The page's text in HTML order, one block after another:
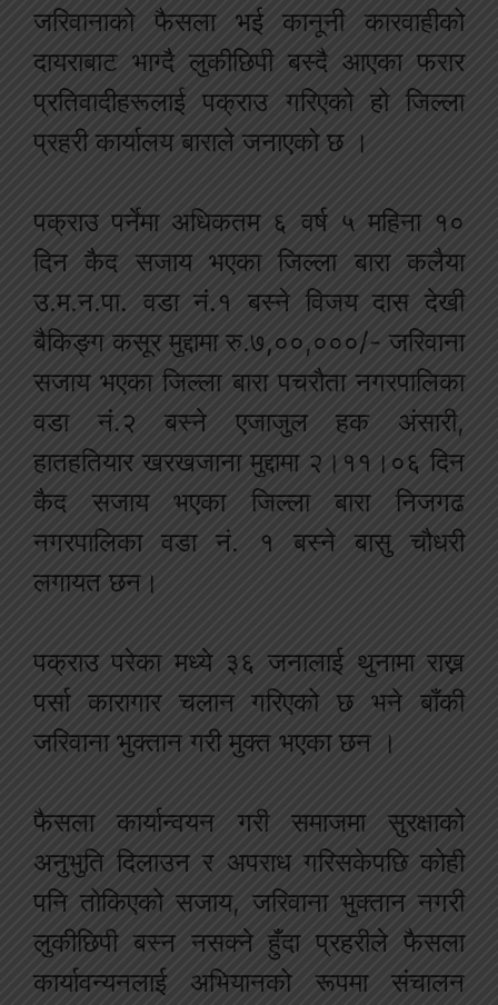
जरिवानाको फैसला भई कानूनी कारवाहीको
दायराबाट भाग्दै लुकीछिपी बस्दै आएका फरार
प्रतिवादीहरूलाई पक्राउ गरिएको हो जिल्ला
प्रहरी कार्यालय बाराले जनाएको छ ।
पक्राउ पर्नेमा अधिकतम ६ वर्ष ५ महिना १०
दिन कैद सजाय भएका जिल्ला बारा कलैया
उ.म.न.पा. वडा नं.१ बस्ने विजय दास देखी
बैकिङ्ग कसूर मुद्दामा रु.७,००,०००/- जरिवाना
सजाय भएका जिल्ला बारा पचरौता नगरपालिका
वडा नं.२ बस्ने एजाजुल हक अंसारी,
हातहतियार खरखजाना मुद्दामा २।११।०६ दिन
कैद सजाय भएका जिल्ला बारा निजगढ
नगरपालिका वडा नं. १ बस्ने बासु चौधरी
लगायत छन।
पक्राउ परेका मध्ये ३६ जनालाई थुनामा राख्न
पर्सा कारागार चलान गरिएको छ भने बाँकी
जरिवाना भुक्तान गरी मुक्त भएका छन ।
फैसला कार्यान्वयन गरी समाजमा सुरक्षाको
अनुभुति दिलाउन र अपराध गरिसकेपछि कोही
पनि तोकिएको सजाय, जरिवाना भुक्तान नगरी
लुकीछिपी बस्न नसक्ने हुँदा प्रहरीले फैसला
कार्यावन्यनलाई अभियानको रूपमा संचालन